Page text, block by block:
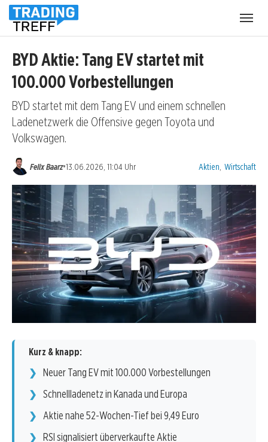
BYD Aktie: Tang EV startet mit
100.000 Vorbestellungen
BYD startet mit dem Tang EV und einem schnellen
Ladenetzwerk die Offensive gegen Toyota und
Volkswagen.
Felix Baarz•13.06.2026, 11:04 Uhr Kategorien:
Aktien Wirtschaft
Kurz & knapp:
Neuer Tang EV mit 100.000 Vorbestellungen
Schnellladenetz in Kanada und Europa
Aktie nahe 52-Wochen-Tief bei 9,49 Euro
RSI signalisiert überverkaufte Aktie